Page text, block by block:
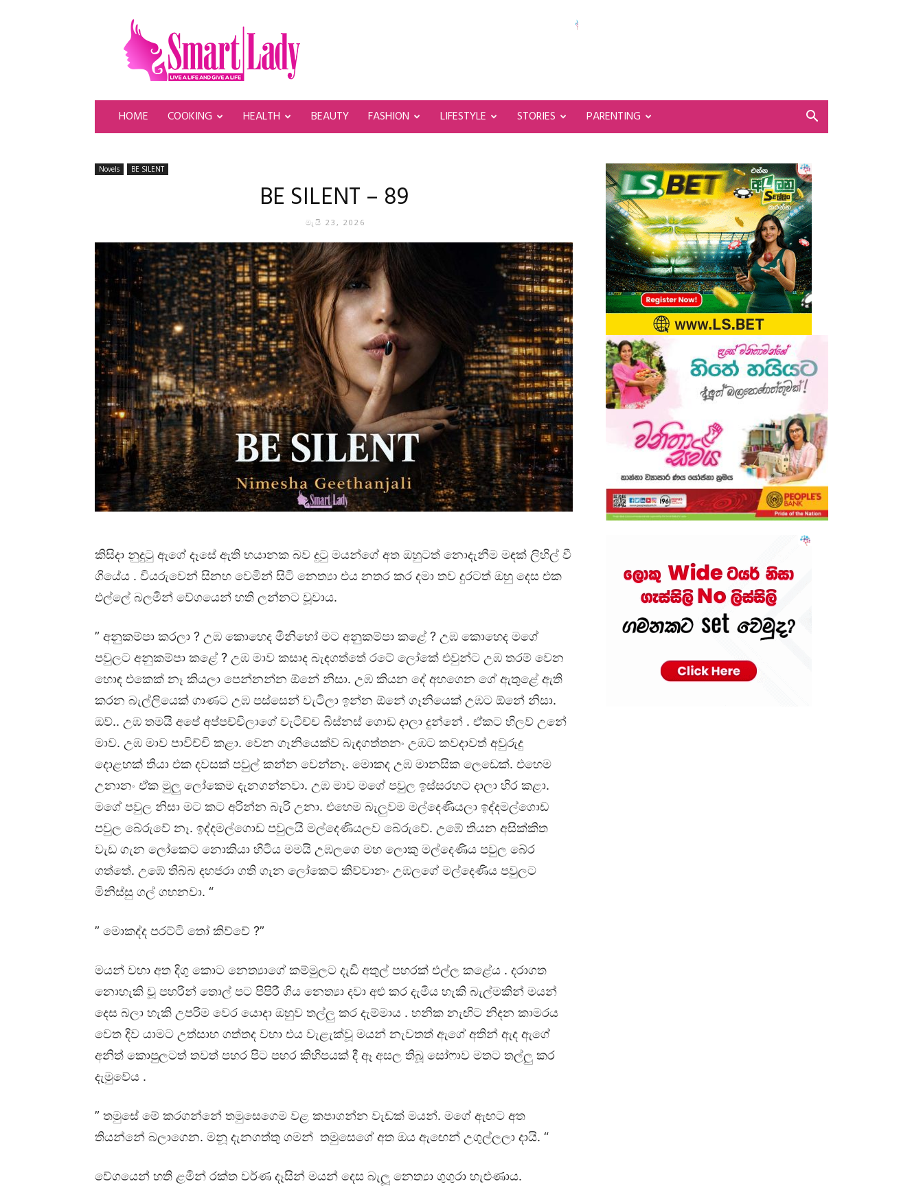
SmartLady
HOME COOKING HEALTH BEAUTY FASHION LIFESTYLE STORIES PARENTING
Novels BE SILENT
BE SILENT – 89
මැයි 23, 2026
කිසිදා නුදුටු ඇගේ දෑසේ ඇති භයානක බව දුටු මයන්ගේ අත ඔහුටත් නොදැනීම මඳක් ලිහිල් වී
ගියේය . වියරුවෙන් සිනහ වෙමින් සිටි නෙත්‍යා එය නතර කර දමා තව දුරටත් ඔහු දෙස එක
එල්ලේ බලමින් වේගයෙන් හති ලන්නට වූවාය.
” අනුකම්පා කරලා ? උඹ කොහෙද මිනිහෝ මට අනුකම්පා කළේ ? උඹ කොහෙද මගේ
පවුලට අනුකම්පා කළේ ? උඹ මාව කසාද බැඳගත්තේ රටේ ලෝකේ එවුන්ට උඹ තරම් වෙන
හොඳ එකෙක් නෑ කියලා පෙන්නන්න ඕනේ නිසා. උඹ කියන දේ අහගෙන ගේ ඇතුළේ ඇති
කරන බැල්ලියෙක් ගාණට උඹ පස්සෙන් වැටිලා ඉන්න ඕනේ ගෑනියෙක් උඹට ඕනේ නිසා.
ඔව්.. උඹ තමයි අපේ අප්පච්චිලාගේ වැටිච්ච බිස්නස් ගොඩ දාලා දුන්නේ . ඒකට හිලව් උනේ
මාව. උඹ මාව පාවිච්චි කළා. වෙන ගෑනියෙක්ව බැඳගත්තනං උඹට කවදාවත් අවුරුදු
දොළහක් තියා එක දවසක් පවුල් කන්න වෙන්නෑ. මොකද උඹ මානසික ලෙඩෙක්. එහෙම
උනානං ඒක මුලු ලෝකෙම දැනගන්නවා. උඹ මාව මගේ පවුල ඉස්සරහට දාලා හිර කළා.
මගේ පවුල නිසා මට කට අරින්න බැරි උනා. එහෙම බැලුවම මල්දෙණියලා ඉද්දමල්ගොඩ
පවුල බේරුවේ නෑ. ඉද්දමල්ගොඩ පවුලයි මල්දෙණියලව බේරුවේ. උඹේ තියන අසික්කිත
වැඩ ගැන ලෝකෙට නොකියා හිටිය මමයි උඹලගෙ මහ ලොකු මල්දෙණිය පවුල බේර
ගත්තේ. උඹේ තිබ්බ දහජරා ගති ගැන ලෝකෙට කිව්වානං උඹලගේ මල්දෙණිය පවුලට
මිනිස්සු ගල් ගහනවා. “
” මොකද්ද පරට්ටි තෝ කිව්වේ ?”
මයන් වහා අත දිගු කොට නෙත්‍යාගේ කම්මුලට දැඩි අතුල් පහරක් එල්ල කළේය . දරාගත
නොහැකි වූ පහරින් තොල් පට පිපිරී ගිය නෙත්‍යා දවා අළු කර දැමිය හැකි බැල්මකින් මයන්
දෙස බලා හැකි උපරිම වෙර යොදා ඔහුව තල්ලු කර දැම්මාය . හනික නැඟිට නිදන කාමරය
වෙත දිව යාමට උත්සාහ ගත්තද වහා එය වැළැක්වූ මයන් නැවතත් ඇගේ අතින් ඇද ඇගේ
අනිත් කොපුලටත් තවත් පහර පිට පහර කිහිපයක් දී ඈ අසල තිබූ සෝෆාව මතට තල්ලු කර
දැමුවේය .
” තමුසේ මේ කරගන්නේ තමුසෙගෙම වළ කපාගන්න වැඩක් මයන්. මගේ ඇඟට අත
තියන්නේ බලාගෙන. මනූ දැනගත්තු ගමන් තමුසෙගේ අත ඔය ඇඟෙන් උගුල්ලලා දායි. “
වේගයෙන් හති ළමින් රක්ත වර්ණ දෑසින් මයන් දෙස බැලූ නෙත්‍යා ගුගුරා හැළුණාය.